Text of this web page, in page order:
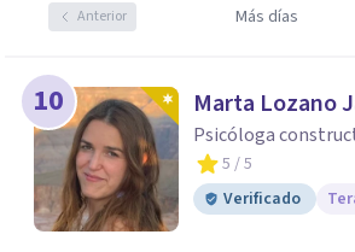
Anterior Más días
10 Marta Lozano
Psicóloga
5 / 5
Verificado